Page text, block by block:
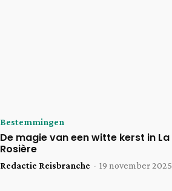
Bestemmingen
De magie van een witte kerst in La
Rosière
Redactie Reisbranche - 19 november 2025